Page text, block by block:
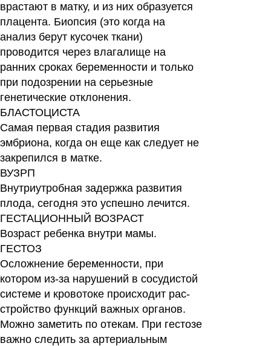
врастают в матку, и из них образуется
плацента. Биопсия (это когда на
анализ берут кусочек ткани)
проводится через влагалище на
ранних сроках беременности и только
при подозрении на серьезные
генетические отклонения.
БЛАСТОЦИСТА
Самая первая стадия развития
эмбриона, когда он еще как следует не
закрепился в матке.
ВУЗРП
Внутриутробная задержка развития
плода, сегодня это успешно лечится.
ГЕСТАЦИОННЫЙ ВОЗРАСТ
Возраст ребенка внутри мамы.
ГЕСТОЗ
Осложнение беременности, при
котором из-за нарушений в сосудистой
системе и кровотоке происходит рас-
стройство функций важных органов.
Можно заметить по отекам. При гестозе
важно следить за артериальным